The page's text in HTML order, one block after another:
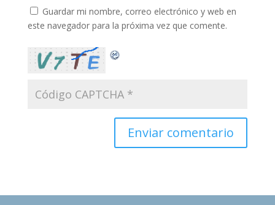
Guardar mi nombre, correo electrónico y web en
este navegador para la próxima vez que comente.